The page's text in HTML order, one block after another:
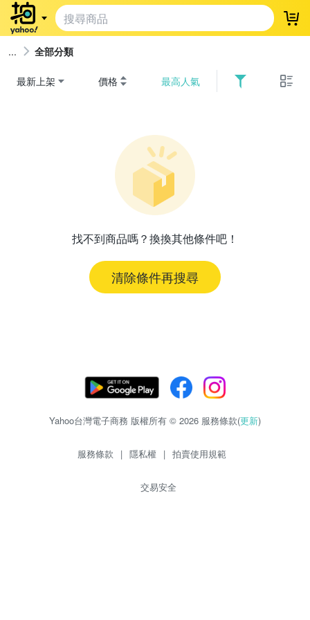
登
全部分類
最新上架 價格 最高人氣
找不到商品嗎？換換其他條件吧！
清除條件再搜尋
Yahoo台灣電子商務 版權所有 © 2026 服務條款(更新)
服務條款 | 隱私權 | 拍賣使用規範
交易安全